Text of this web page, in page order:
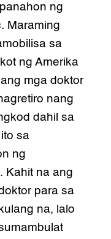
ng
Maraming
sa
ng Amerika
mga doktor
nang
dahil sa
sa
ng
Kahit na ang
para sa
na, lalo